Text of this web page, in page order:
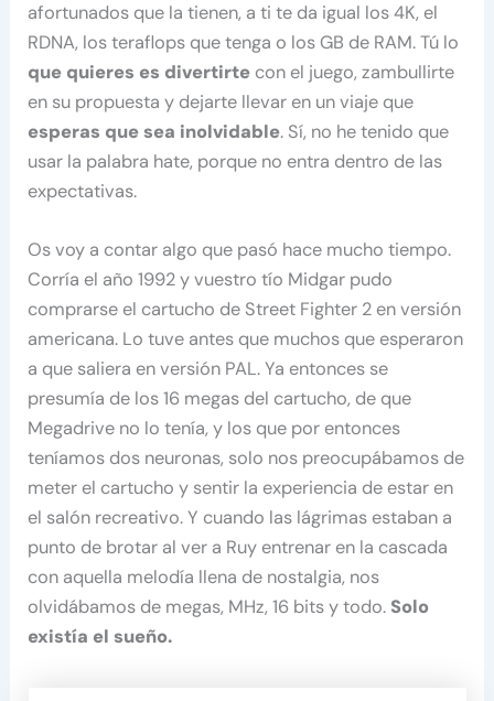
afortunados que la tienen, a ti te da igual los 4K, el
RDNA, los teraflops que tenga o los GB de RAM. Tú lo
que quieres es divertirte con el juego, zambullirte
en su propuesta y dejarte llevar en un viaje que
esperas que sea inolvidable. Sí, no he tenido que
usar la palabra hate, porque no entra dentro de las
expectativas.
Os voy a contar algo que pasó hace mucho tiempo.
Corría el año 1992 y vuestro tío Midgar pudo
comprarse el cartucho de Street Fighter 2 en versión
americana. Lo tuve antes que muchos que esperaron
a que saliera en versión PAL. Ya entonces se
presumía de los 16 megas del cartucho, de que
Megadrive no lo tenía, y los que por entonces
teníamos dos neuronas, solo nos preocupábamos de
meter el cartucho y sentir la experiencia de estar en
el salón recreativo. Y cuando las lágrimas estaban a
punto de brotar al ver a Ruy entrenar en la cascada
con aquella melodía llena de nostalgia, nos
olvidábamos de megas, MHz, 16 bits y todo. Solo
existía el sueño.